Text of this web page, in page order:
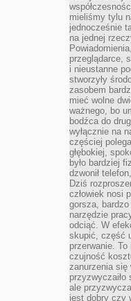
mieliśmy tylu
jednocześnie
na jednej
przeglądarce,
i nieustanne
stworzyły
zasobem
mieć wolne
ważnego, bo
bodźca do
wyłącznie na
częściej
głębokiej,
było bardziej
dzwonił
Dziś
człowiek nosi
gorsza,
narzędzie
odciąć. W
skupić, część
przerwanie.
czujność
zanurzenia się
przyzwyczaiło
ale
jest dobry czy